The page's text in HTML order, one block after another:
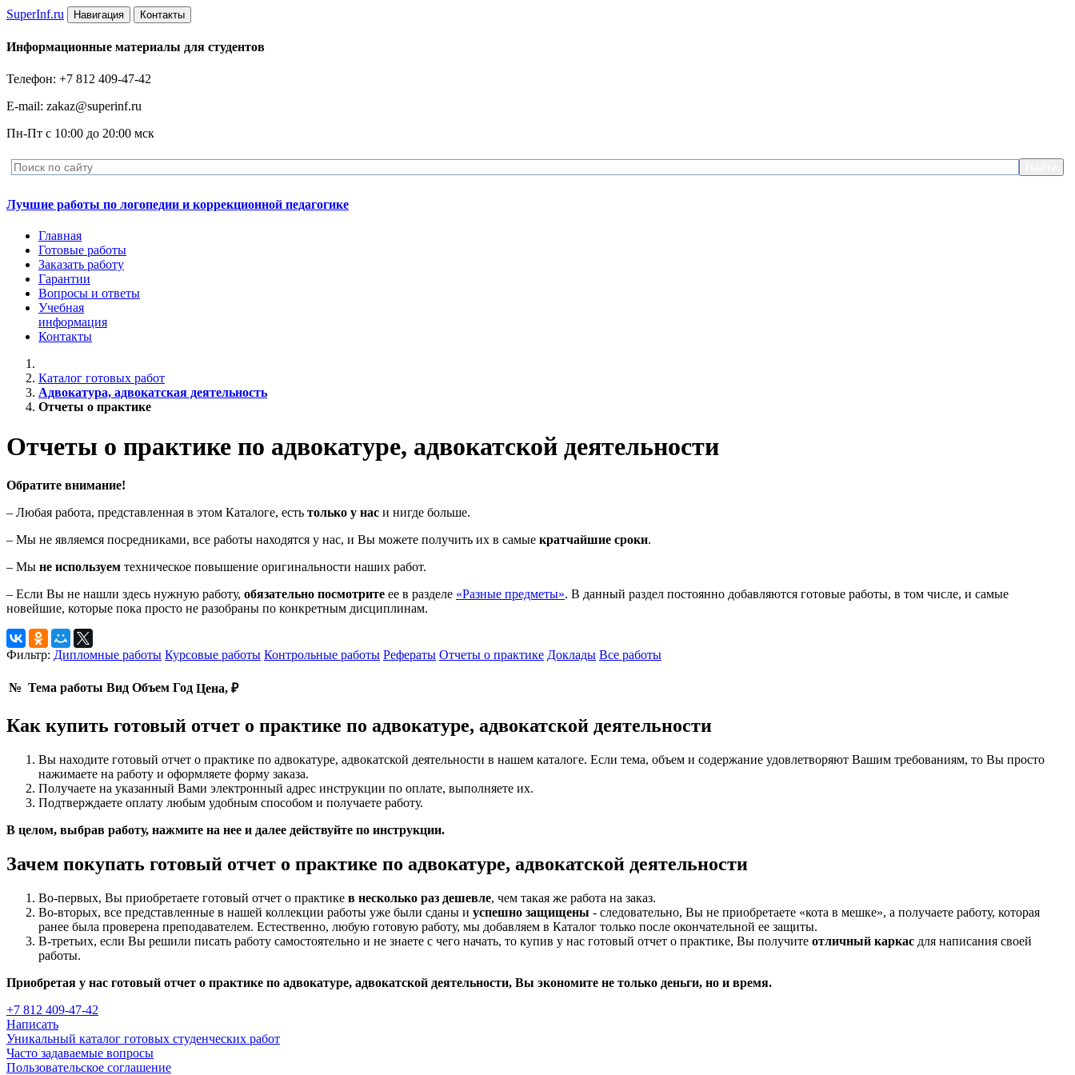
SuperInf.ru Навигация Контакты
Информационные материалы для студентов
Телефон: +7 812 409-47-42
E-mail: zakaz@superinf.ru
Пн-Пт с 10:00 до 20:00 мск
Лучшие работы по логопедии и коррекционной педагогике
Главная
Готовые работы
Заказать работу
Гарантии
Вопросы и ответы
Учебная
информация
Контакты
Каталог готовых работ
Адвокатура, адвокатская деятельность
Отчеты о практике
Отчеты о практике по адвокатуре, адвокатской деятельности
Обратите внимание!
– Любая работа, представленная в этом Каталоге, есть только у нас и нигде больше.
– Мы не являемся посредниками, все работы находятся у нас, и Вы можете получить их в самые кратчайшие сроки.
– Мы не используем техническое повышение оригинальности наших работ.
– Если Вы не нашли здесь нужную работу, обязательно посмотрите ее в разделе «Разные предметы». В данный раздел постоянно добавляются готовые работы, в том числе, и самые
новейшие, которые пока просто не разобраны по конкретным дисциплинам.
Фильтр: Дипломные работы Курсовые работы Контрольные работы Рефераты Отчеты о практике Доклады Все работы
№ Тема работы Вид Объем Год Цена, ₽
Как купить готовый отчет о практике по адвокатуре, адвокатской деятельности
Вы находите готовый отчет о практике по адвокатуре, адвокатской деятельности в нашем каталоге. Если тема, объем и содержание удовлетворяют Вашим требованиям, то Вы просто
нажимаете на работу и оформляете форму заказа.
Получаете на указанный Вами электронный адрес инструкции по оплате, выполняете их.
Подтверждаете оплату любым удобным способом и получаете работу.
В целом, выбрав работу, нажмите на нее и далее действуйте по инструкции.
Зачем покупать готовый отчет о практике по адвокатуре, адвокатской деятельности
Во-первых, Вы приобретаете готовый отчет о практике в несколько раз дешевле, чем такая же работа на заказ.
Во-вторых, все представленные в нашей коллекции работы уже были сданы и успешно защищены - следовательно, Вы не приобретаете «кота в мешке», а получаете работу, которая
ранее была проверена преподавателем. Естественно, любую готовую работу, мы добавляем в Каталог только после окончательной ее защиты.
В-третьих, если Вы решили писать работу самостоятельно и не знаете с чего начать, то купив у нас готовый отчет о практике, Вы получите отличный каркас для написания своей
работы.
Приобретая у нас готовый отчет о практике по адвокатуре, адвокатской деятельности, Вы экономите не только деньги, но и время.
+7 812 409-47-42
Написать
Уникальный каталог готовых студенческих работ
Часто задаваемые вопросы
Пользовательское соглашение